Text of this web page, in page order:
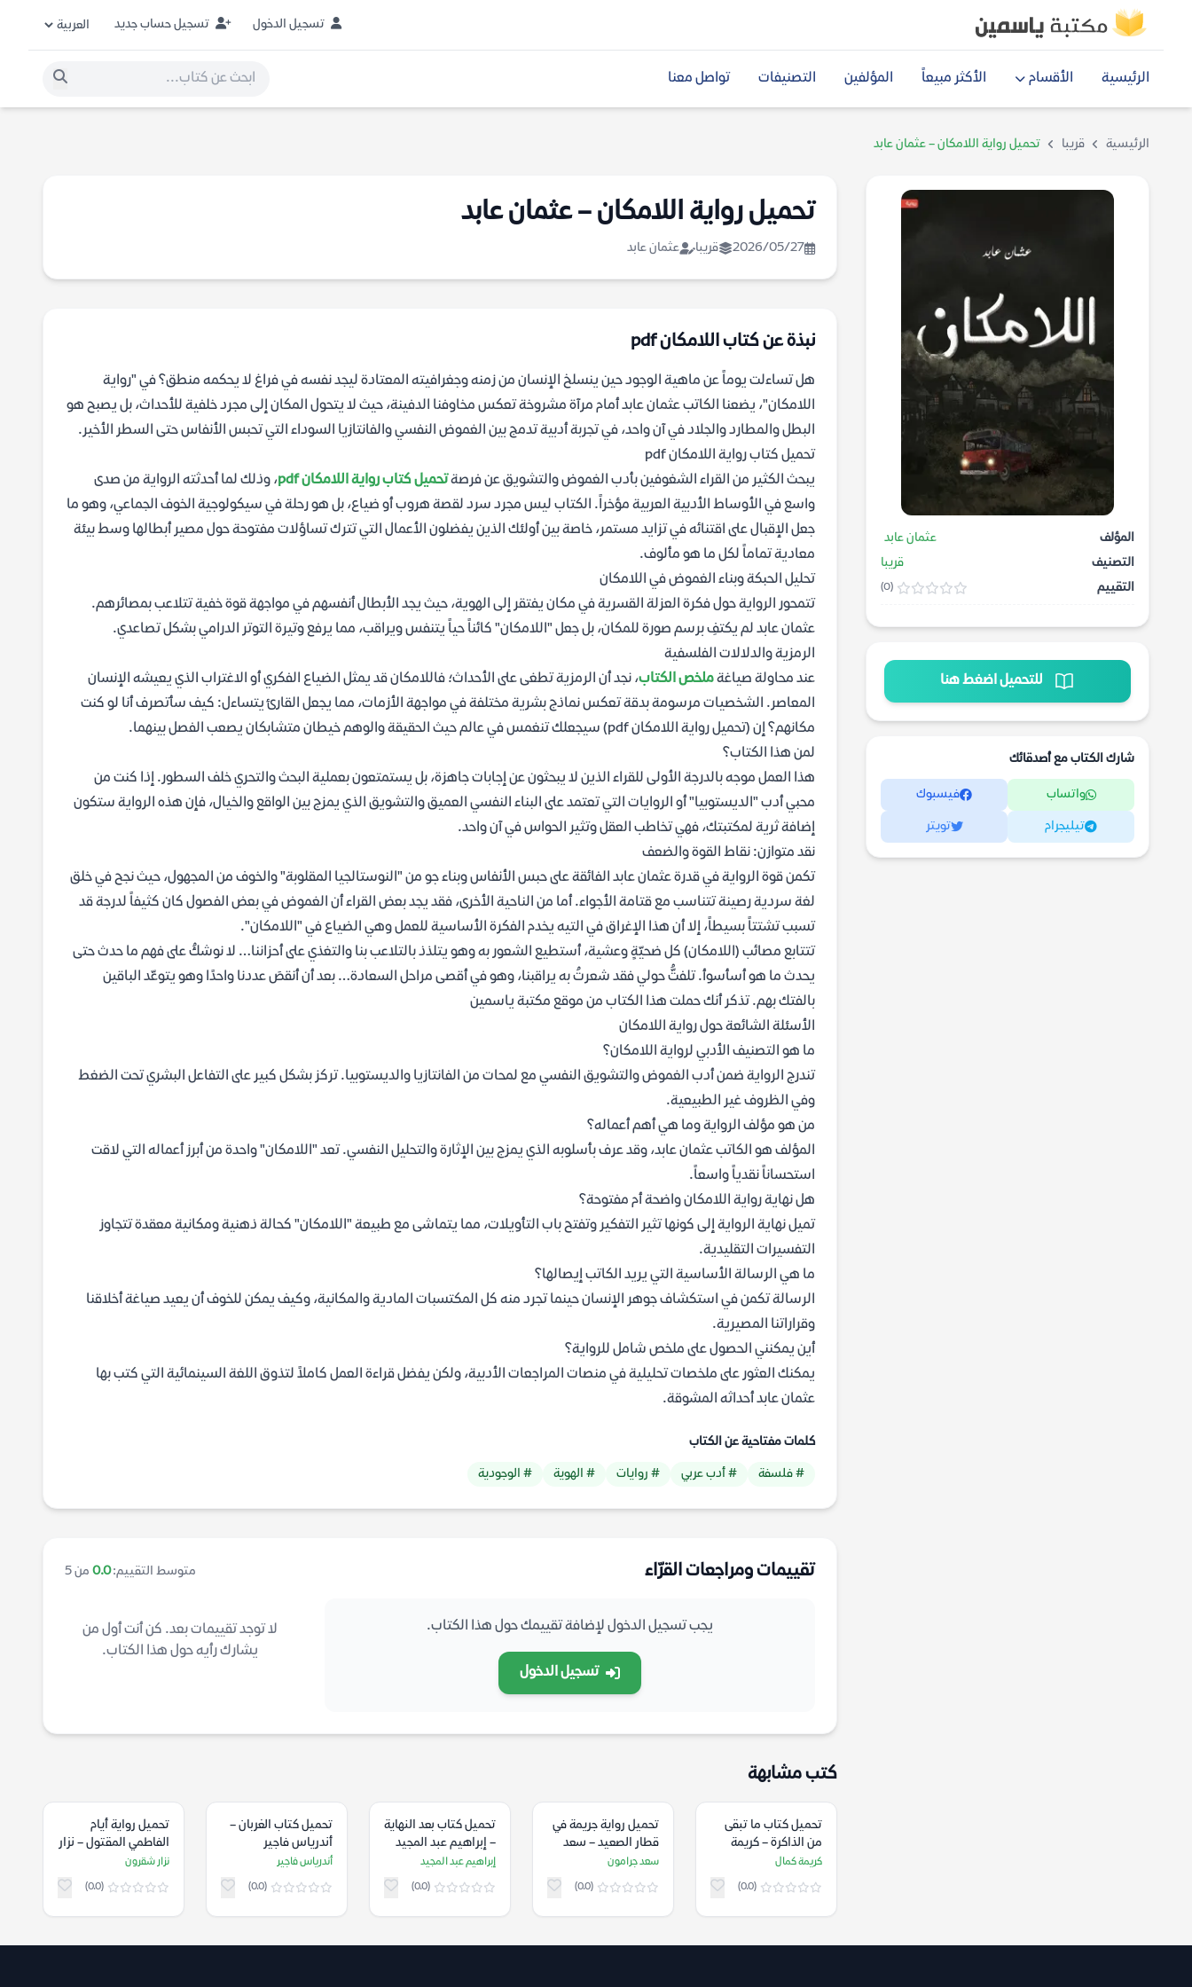
تسجيل الدخول تسجيل حساب جديد
الرئيسية الأقسام الأكثر مبيعاً المؤلفين التصنيفات تواصل معنا
الرئيسية قريبا تحميل رواية اللامكان – عثمان عابد
المؤلف
عثمان عابد
التصنيف
قريبا
التقييم
(0)
للتحميل اضغط هنا
شارك الكتاب مع أصدقائك
واتساب فيسبوك
تيليجرام تويتر
تحميل رواية اللامكان – عثمان عابد
2026/05/27 قريبا عثمان عابد
نبذة عن كتاب اللامكان pdf
هل تساءلت يوماً عن ماهية الوجود حين ينسلخ الإنسان من زمنه وجغرافيته المعتادة ليجد نفسه في فراغ لا يحكمه منطق؟ في "رواية
اللامكان"، يضعنا الكاتب عثمان عابد أمام مرآة مشروخة تعكس مخاوفنا الدفينة، حيث لا يتحول المكان إلى مجرد خلفية للأحداث، بل يصبح هو
البطل والمطارد والجلاد في آن واحد، في تجربة أدبية تدمج بين الغموض النفسي والفانتازيا السوداء التي تحبس الأنفاس حتى السطر الأخير.
تحميل كتاب رواية اللامكان pdf
يبحث الكثير من القراء الشغوفين بأدب الغموض والتشويق عن فرصةتحميل كتاب رواية اللامكان pdf
، وذلك لما أحدثته الرواية من صدى
واسع في الأوساط الأدبية العربية مؤخراً. الكتاب ليس مجرد سرد لقصة هروب أو ضياع، بل هو رحلة في سيكولوجية الخوف الجماعي، وهو ما
جعل الإقبال على اقتنائه في تزايد مستمر، خاصة بين أولئك الذين يفضلون الأعمال التي تترك تساؤلات مفتوحة حول مصير أبطالها وسط بيئة
معادية تماماً لكل ما هو مألوف.
تحليل الحبكة وبناء الغموض في اللامكان
تتمحور الرواية حول فكرة العزلة القسرية في مكان يفتقر إلى الهوية، حيث يجد الأبطال أنفسهم في مواجهة قوة خفية تتلاعب بمصائرهم.
عثمان عابد لم يكتفِ برسم صورة للمكان، بل جعل "اللامكان" كائناً حياً يتنفس ويراقب، مما يرفع وتيرة التوتر الدرامي بشكل تصاعدي.
الرمزية والدلالات الفلسفية
عند محاولة صياغةملخص الكتاب، نجد أن الرمزية تطغى على الأحداث؛ فاللامكان قد يمثل الضياع الفكري أو الاغتراب الذي يعيشه الإنسان
المعاصر. الشخصيات مرسومة بدقة تعكس نماذج بشرية مختلفة في مواجهة الأزمات، مما يجعل القارئ يتساءل: كيف سأتصرف أنا لو كنت
مكانهم؟ إن (تحميل رواية اللامكان pdf) سيجعلك تنغمس في عالم حيث الحقيقة والوهم خيطان متشابكان يصعب الفصل بينهما.
لمن هذا الكتاب؟
هذا العمل موجه بالدرجة الأولى للقراء الذين لا يبحثون عن إجابات جاهزة، بل يستمتعون بعملية البحث والتحري خلف السطور. إذا كنت من
محبي أدب "الديستوبيا" أو الروايات التي تعتمد على البناء النفسي العميق والتشويق الذي يمزج بين الواقع والخيال، فإن هذه الرواية ستكون
إضافة ثرية لمكتبتك، فهي تخاطب العقل وتثير الحواس في آن واحد.
نقد متوازن: نقاط القوة والضعف
تكمن قوة الرواية في قدرة عثمان عابد الفائقة على حبس الأنفاس وبناء جو من "النوستالجيا المقلوبة" والخوف من المجهول، حيث نجح في خلق
لغة سردية رصينة تتناسب مع قتامة الأجواء. أما من الناحية الأخرى، فقد يجد بعض القراء أن الغموض في بعض الفصول كان كثيفاً لدرجة قد
تسبب تشتتاً بسيطاً، إلا أن هذا الإغراق في التيه يخدم الفكرة الأساسية للعمل وهي الضياع في "اللامكان".
تتتابع مصائب (اللامكان) كل ضحيّةٍ وعشية، أستطيع الشعور به وهو يتلذذ بالتلاعب بنا والتغذي على أحزاننا… لا نوشكُ على فهم ما حدث حتى
يحدث ما هو أسأسوأ. تلفتُّ حولي فقد شعرتُ به يراقبنا، وهو في أقصى مراحل السعادة… بعد أن أنقصَ عددنا واحدًا وهو يتوعّد الباقين
بالفتك بهم. تذكر أنك حملت هذا الكتاب من موقع مكتبة ياسمين
الأسئلة الشائعة حول رواية اللامكان
ما هو التصنيف الأدبي لرواية اللامكان؟
تندرج الرواية ضمن أدب الغموض والتشويق النفسي مع لمحات من الفانتازيا والديستوبيا. تركز بشكل كبير على التفاعل البشري تحت الضغط
وفي الظروف غير الطبيعية.
من هو مؤلف الرواية وما هي أهم أعماله؟
المؤلف هو الكاتب عثمان عابد، وقد عرف بأسلوبه الذي يمزج بين الإثارة والتحليل النفسي. تعد "اللامكان" واحدة من أبرز أعماله التي لاقت
استحساناً نقدياً واسعاً.
هل نهاية رواية اللامكان واضحة أم مفتوحة؟
تميل نهاية الرواية إلى كونها تثير التفكير وتفتح باب التأويلات، مما يتماشى مع طبيعة "اللامكان" كحالة ذهنية ومكانية معقدة تتجاوز
التفسيرات التقليدية.
ما هي الرسالة الأساسية التي يريد الكاتب إيصالها؟
الرسالة تكمن في استكشاف جوهر الإنسان حينما تجرد منه كل المكتسبات المادية والمكانية، وكيف يمكن للخوف أن يعيد صياغة أخلاقنا
وقراراتنا المصيرية.
أين يمكنني الحصول على ملخص شامل للرواية؟
يمكنك العثور على ملخصات تحليلية في منصات المراجعات الأدبية، ولكن يفضل قراءة العمل كاملاً لتذوق اللغة السينمائية التي كتب بها
عثمان عابد أحداثه المشوقة.
كلمات مفتاحية عن الكتاب
# فلسفة # أدب عربي # روايات # الهوية # الوجودية
تقييمات ومراجعات القرّاء متوسط التقييم:0.0 من 5
يجب تسجيل الدخول لإضافة تقييمك حول هذا الكتاب.
تسجيل الدخول
لا توجد تقييمات بعد. كن أنت أول من
يشارك رأيه حول هذا الكتاب.
كتب مشابهة
تحميل كتاب ما تبقى
من الذاكرة – كريمة
كمال
كريمة كمال
(0.0)
تحميل رواية جريمة في
قطار الصعيد – سعد
جرامون
سعد جرامون
(0.0)
تحميل كتاب بعد النهاية
– إبراهيم عبد المجيد
إبراهيم عبد المجيد
(0.0)
تحميل كتاب الغربان –
أندرياس فاجير
أندرياس فاجير
(0.0)
تحميل رواية أيام
الفاطمي المقتول – نزار
شقرون
نزار شقرون
(0.0)